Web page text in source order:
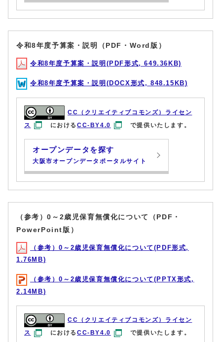
令和8年度予算案・説明（PDF・Word版）
令和8年度予算案・説明(PDF形式, 649.36KB)
令和8年度予算案・説明(DOCX形式, 848.15KB)
CC（クリエイティブコモンズ）ライセン
ス
におけるCC-BY4.0 で提供いたします。
オープンデータを探す
大阪市オープンデータポータルサイト
（参考）0～2歳児保育無償化について（PDF・
PowerPoint版）
（参考）0～2歳児保育無償化について(PDF形式,
1.76MB)
（参考）0～2歳児保育無償化について(PPTX形式,
2.14MB)
CC（クリエイティブコモンズ）ライセン
ス
におけるCC-BY4.0 で提供いたします。